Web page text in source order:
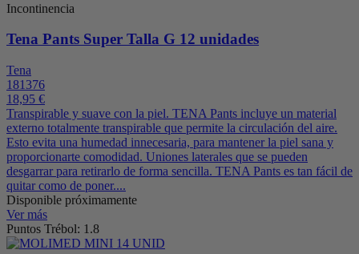
Incontinencia
Tena Pants Super Talla G 12 unidades
Tena
181376
18,95 €
Transpirable y suave con la piel. TENA Pants incluye un material
externo totalmente transpirable que permite la circulación del aire.
Esto evita una humedad innecesaria, para mantener la piel sana y
proporcionarte comodidad. Uniones laterales que se pueden
desgarrar para retirarlo de forma sencilla. TENA Pants es tan fácil de
quitar como de poner....
Disponible próximamente
Ver más
Puntos Trébol: 1.8